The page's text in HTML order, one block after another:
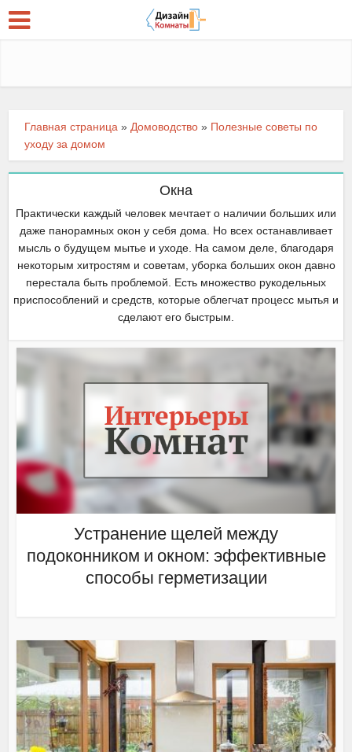
Главная страница » Домоводство » Полезные советы по
уходу за домом
Окна
Практически каждый человек мечтает о наличии больших или
даже панорамных окон у себя дома. Но всех останавливает
мысль о будущем мытье и уходе. На самом деле, благодаря
некоторым хитростям и советам, уборка больших окон давно
перестала быть проблемой. Есть множество рукодельных
приспособлений и средств, которые облегчат процесс мытья и
сделают его быстрым.
Устранение щелей между
подоконником и окном: эффективные
способы герметизации